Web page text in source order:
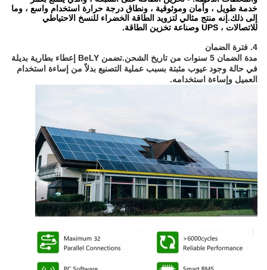
خدمة طويل ، وأمان وموثوقية ، ونطاق درجة حرارة استخدام واسع ، وما
إلى ذلك.إنه منتج مثالي لتزويد الطاقة الخضراء للنسخ الاحتياطي
للاتصالات ، UPS وصناعة تخزين الطاقة.
4. فترة الضمان
مدة الضمان 5 سنوات من تاريخ الشحن.تضمن BeLY إعطاء بطارية بديلة
في حالة وجود عيوب مثبتة بسبب عملية التصنيع بدلاً من إساءة استخدام
العميل وإساءة استخدامه.